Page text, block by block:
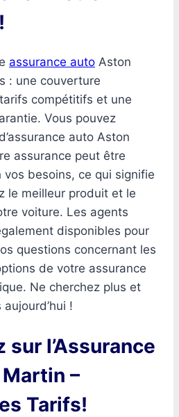
assurance auto Aston
: une couverture
compétitifs et une
Vous pouvez
auto Aston
assurance peut être
vos besoins, ce qui signifie
le meilleur produit et le
voiture. Les agents
disponibles pour
questions concernant les
de votre assurance
Ne cherchez plus et
!
sur l’Assurance
–
Tarifs!